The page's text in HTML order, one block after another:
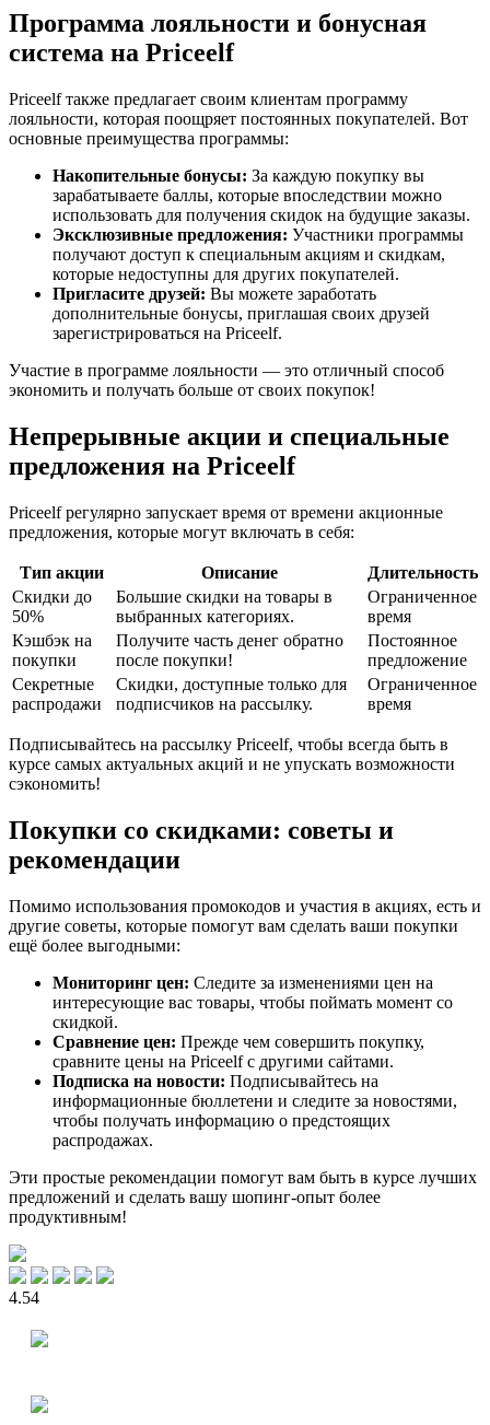
Программа лояльности и бонусная
система на Priceelf
Priceelf также предлагает своим клиентам программу
лояльности, которая поощряет постоянных покупателей. Вот
основные преимущества программы:
Накопительные бонусы: За каждую покупку вы
зарабатываете баллы, которые впоследствии можно
использовать для получения скидок на будущие заказы.
Эксклюзивные предложения: Участники программы
получают доступ к специальным акциям и скидкам,
которые недоступны для других покупателей.
Пригласите друзей: Вы можете заработать
дополнительные бонусы, приглашая своих друзей
зарегистрироваться на Priceelf.
Участие в программе лояльности — это отличный способ
экономить и получать больше от своих покупок!
Непрерывные акции и специальные
предложения на Priceelf
Priceelf регулярно запускает время от времени акционные
предложения, которые могут включать в себя:
Тип акции Описание
Длительность
Скидки до
50%
Большие скидки на товары в
выбранных категориях.
Ограниченное
время
Кэшбэк на
покупки
Получите часть денег обратно
после покупки!
Постоянное
предложение
Секретные
распродажи
Скидки, доступные только для
подписчиков на рассылку.
Ограниченное
время
Подписывайтесь на рассылку Priceelf, чтобы всегда быть в
курсе самых актуальных акций и не упускать возможности
сэкономить!
Покупки со скидками: советы и
рекомендации
Помимо использования промокодов и участия в акциях, есть и
другие советы, которые помогут вам сделать ваши покупки
ещё более выгодными:
Мониторинг цен: Следите за изменениями цен на
интересующие вас товары, чтобы поймать момент со
скидкой.
Сравнение цен: Прежде чем совершить покупку,
сравните цены на Priceelf с другими сайтами.
Подписка на новости: Подписывайтесь на
информационные бюллетени и следите за новостями,
чтобы получать информацию о предстоящих
распродажах.
Эти простые рекомендации помогут вам быть в курсе лучших
предложений и сделать вашу шопинг-опыт более
продуктивным!
4.54